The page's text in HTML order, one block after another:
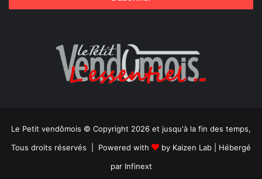
Le Petit vendômois © Copyright 2026 et jusqu'à la fin des temps,
Tous droits réservés | Powered with
by Kaizen Lab | Hébergé
par Infinext